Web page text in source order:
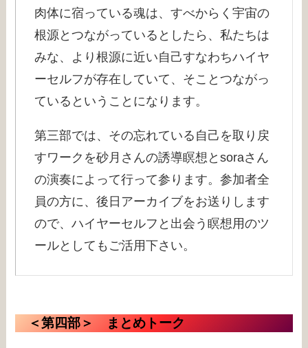
肉体に宿っている魂は、すべからく宇宙の
根源とつながっているとしたら、私たちは
みな、より根源に近い自己すなわちハイヤ
ーセルフが存在していて、そことつながっ
ているということになります。
第三部では、その忘れている自己を取り戻
すワークを砂月さんの誘導瞑想とsoraさん
の演奏によって行って参ります。参加者全
員の方に、後日アーカイブをお送りします
ので、ハイヤーセルフと出会う瞑想用のツ
ールとしてもご活用下さい。
＜第四部＞ まとめトーク